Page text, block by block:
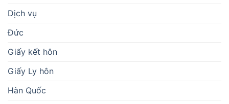
Dịch vụ
Đức
Giấy kết hôn
Giấy Ly hôn
Hàn Quốc